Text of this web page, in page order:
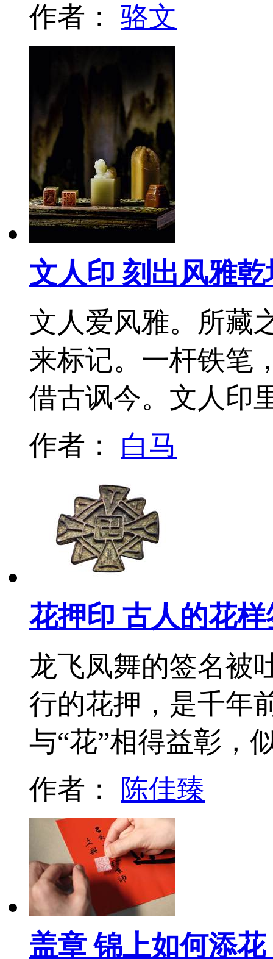
作者： 骆文
文人印 刻出风雅
文人爱风雅。所藏
来标记。一杆铁笔
借古讽今。文人印
作者： 白马
花押印 古人的花样
龙飞凤舞的签名被
行的花押，是千年
与“花”相得益彰，
作者： 陈佳臻
盖章 锦上如何添花